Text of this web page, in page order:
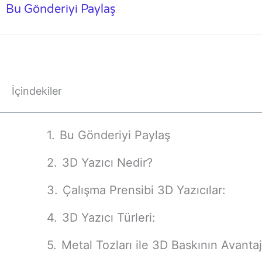
Bu Gönderiyi Paylaş
İçindekiler
Bu Gönderiyi Paylaş
3D Yazıcı Nedir?
Çalışma Prensibi 3D Yazıcılar:
3D Yazıcı Türleri:
Metal Tozları ile 3D Baskının